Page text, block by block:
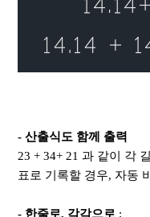
- 산출식도 함께 출력
23 + 34+ 21 과 같이 각
표로 기록할 경우, 자동
- 한줄로, 각각으로 :